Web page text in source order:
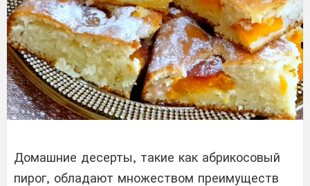
Домашние десерты, такие как абрикосовый
пирог, обладают множеством преимуществ